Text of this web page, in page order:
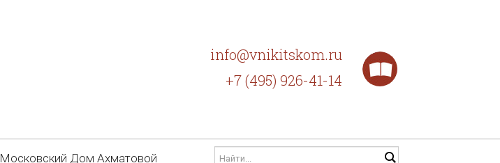
info@vnikitskom.ru
+7 (495) 926-41-14
Московский Дом Ахматовой